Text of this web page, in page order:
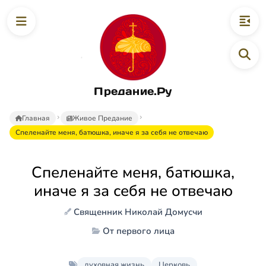
Предание.Ру
Главная
Живое Предание
Спеленайте меня, батюшка, иначе я за себя не отвечаю
Спеленайте меня, батюшка,
иначе я за себя не отвечаю
Священник Николай Домусчи
От первого лица